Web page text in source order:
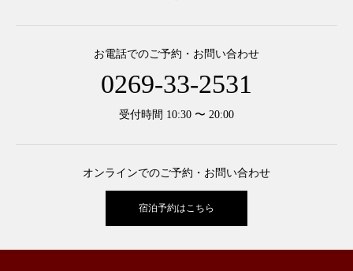
お電話でのご予約・お問い合わせ
0269-33-2531
受付時間 10:30 〜 20:00
オンラインでのご予約・お問い合わせ
宿泊予約はこちら